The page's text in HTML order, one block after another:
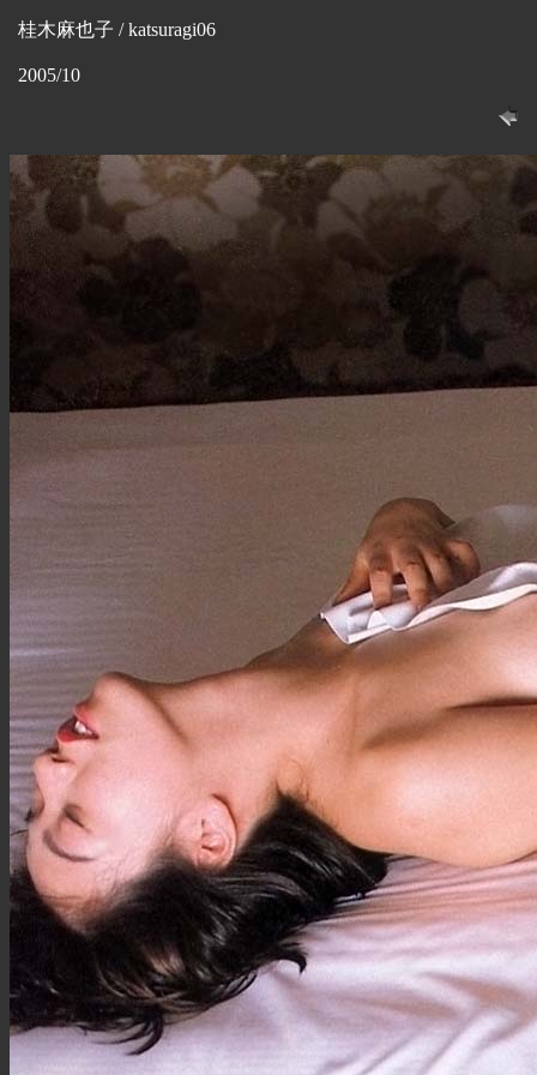
桂木麻也子 / katsuragi06
2005/10